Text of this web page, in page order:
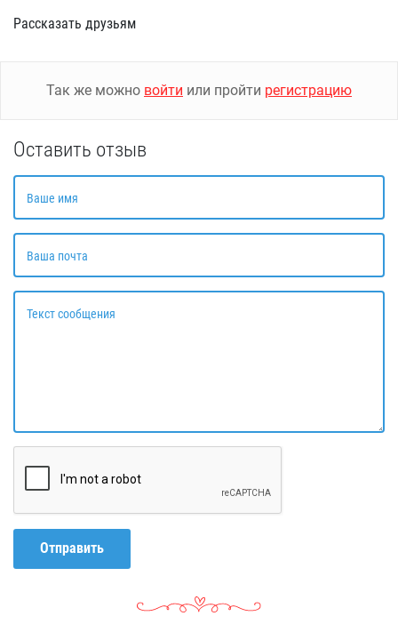
Рассказать друзьям
Так же можно войти или пройти регистрацию
Оставить отзыв
Ваше имя
Ваша почта
Текст сообщения
Отправить